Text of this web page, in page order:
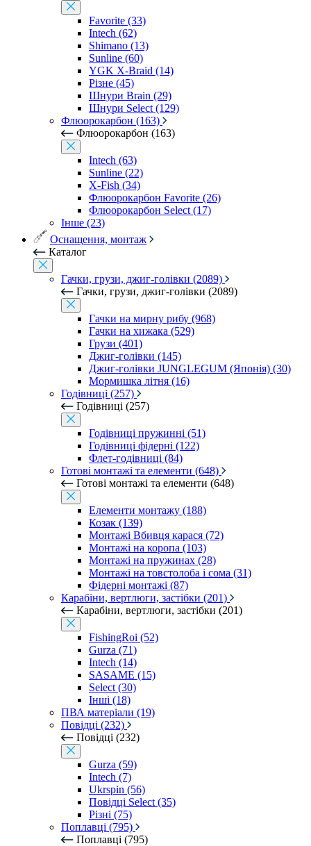
Favorite (33)
Intech (62)
Shimano (13)
Sunline (60)
YGK X-Braid (14)
Різне (45)
Шнури Brain (29)
Шнури Select (129)
Флюорокарбон (163)
Флюорокарбон (163)
Intech (63)
Sunline (22)
X-Fish (34)
Флюорокарбон Favorite (26)
Флюорокарбон Select (17)
Інше (23)
Оснащення, монтаж
Каталог
Гачки, грузи, джиг-голівки (2089)
Гачки, грузи, джиг-голівки (2089)
Гачки на мирну рибу (968)
Гачки на хижака (529)
Грузи (401)
Джиг-голівки (145)
Джиг-голівки JUNGLEGUM (Японія) (30)
Мормишка літня (16)
Годівниці (257)
Годівниці (257)
Годівниці пружинні (51)
Годівниці фідерні (122)
Флет-годівниці (84)
Готові монтажі та елементи (648)
Готові монтажі та елементи (648)
Елементи монтажу (188)
Козак (139)
Монтажі Вбивця карася (72)
Монтажі на коропа (103)
Монтажі на пружинах (28)
Монтажі на товстолоба і сома (31)
Фідерні монтажі (87)
Карабіни, вертлюги, застібки (201)
Карабіни, вертлюги, застібки (201)
FishingRoi (52)
Gurza (71)
Intech (14)
SASAME (15)
Select (30)
Інші (18)
ПВА матеріали (19)
Повідці (232)
Повідці (232)
Gurza (59)
Intech (7)
Ukrspin (56)
Повідці Select (35)
Різні (75)
Поплавці (795)
Поплавці (795)